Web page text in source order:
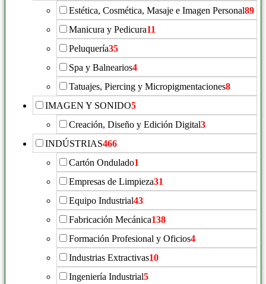
Estética, Cosmética, Masaje e Imagen Personal89
Manicura y Pedicura11
Peluquería35
Spa y Balnearios4
Tatuajes, Piercing y Micropigmentaciones8
IMAGEN Y SONIDO5
Creación, Diseño y Edición Digital3
INDÚSTRIAS466
Cartón Ondulado1
Empresas de Limpieza31
Equipo Industrial43
Fabricación Mecánica138
Formación Profesional y Oficios4
Industrias Extractivas10
Ingeniería Industrial5